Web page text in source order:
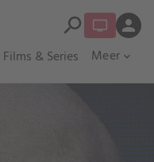
Films & Series Meer expand_more
search person